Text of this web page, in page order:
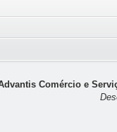
Comércio e